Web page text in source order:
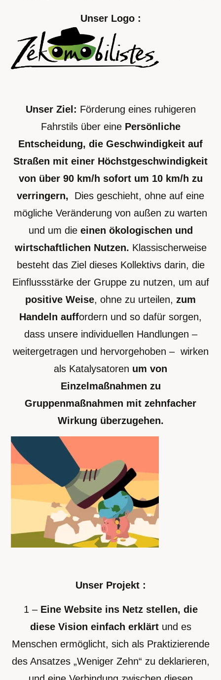
Unser Logo :
Unser Ziel: Förderung eines ruhigeren
Fahrstils über eine Persönliche
Entscheidung, die Geschwindigkeit auf
Straßen mit einer Höchstgeschwindigkeit
von über 90 km/h sofort um 10 km/h zu
verringern, Dies geschieht, ohne auf eine
mögliche Veränderung von außen zu warten
und um die einen ökologischen und
wirtschaftlichen Nutzen. Klassischerweise
besteht das Ziel dieses Kollektivs darin, die
Einflussstärke der Gruppe zu nutzen, um auf
positive Weise, ohne zu urteilen, zum
Handeln auffordern und so dafür sorgen,
dass unsere individuellen Handlungen –
weitergetragen und hervorgehoben – wirken
als Katalysatoren um von
Einzelmaßnahmen zu
Gruppenmaßnahmen mit zehnfacher
Wirkung überzugehen.
Unser Projekt :
1 – Eine Website ins Netz stellen, die
diese Vision einfach erklärtund es
Menschen ermöglicht, sich als Praktizierende
des Ansatzes „Weniger Zehn“ zu deklarieren,